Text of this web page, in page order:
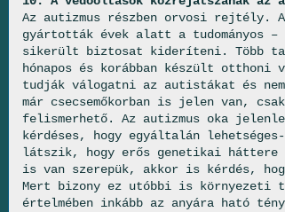
Az autizmus részben orvosi rejtély.
gyártották évek alatt a tudományos –
sikerült biztosat kideríteni. Több
hónapos és korábban készült otthoni
tudják válogatni az autistákat és
már csecsemőkorban is jelen van,
felismerhető. Az autizmus oka
kérdéses, hogy egyáltalán
látszik, hogy erős genetikai háttere
is van szerepük, akkor is kérdés,
Mert bizony ez utóbbi is környezeti
értelmében inkább az anyára ható